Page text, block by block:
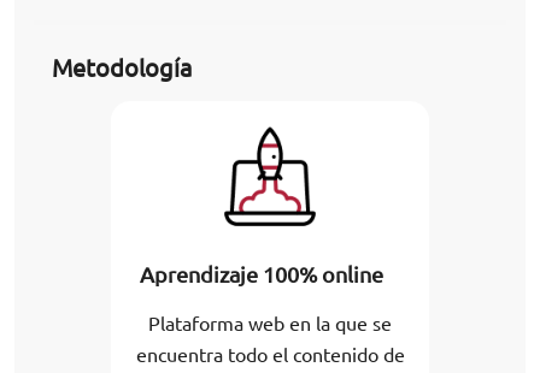
Metodología
Aprendizaje 100% online
Plataforma web en la que se
encuentra todo el contenido de